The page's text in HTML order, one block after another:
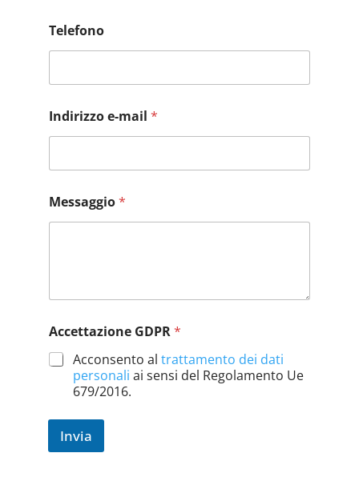
Telefono
c
c
t
a
z
i
o
e
-
l
Indirizzo e-mail *
Messaggio*
Accettazione GDPR*
Acconsento al trattamento dei dati
personali ai sensi del Regolamento Ue
679/2016.
Invia